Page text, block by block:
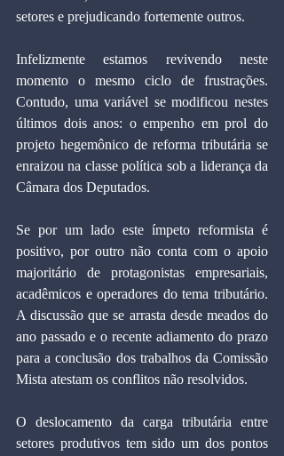
setores e prejudicando fortemente outros.
Infelizmente estamos revivendo neste
momento o mesmo ciclo de frustrações.
Contudo, uma variável se modificou nestes
últimos dois anos: o empenho em prol do
projeto hegemônico de reforma tributária se
enraizou na classe política sob a liderança da
Câmara dos Deputados.
Se por um lado este ímpeto reformista é
positivo, por outro não conta com o apoio
majoritário de protagonistas empresariais,
acadêmicos e operadores do tema tributário.
A discussão que se arrasta desde meados do
ano passado e o recente adiamento do prazo
para a conclusão dos trabalhos da Comissão
Mista atestam os conflitos não resolvidos.
O deslocamento da carga tributária entre
setores produtivos tem sido um dos pontos